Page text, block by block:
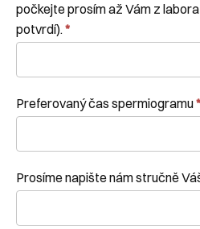
počkejte prosím až Vám z
potvrdí).*
Preferovaný čas spermiogramu*
Prosíme napište nám stručně